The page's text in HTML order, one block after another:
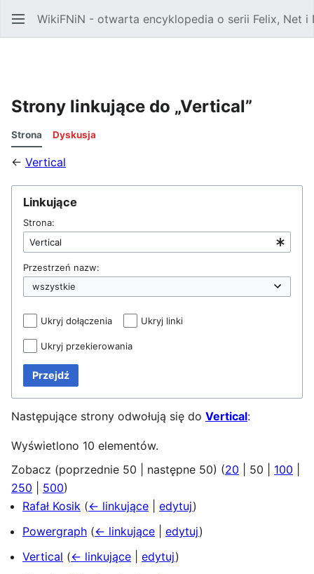
WikiFNiN - otwarta encyklopedia o serii Felix, Net i
Strony linkujące do „Vertical”
Strona Dyskusja
← Vertical
Linkujące
Strona:
Przestrzeń nazw:
Ukryj dołączenia Ukryj linki
Ukryj przekierowania
Przejdź
Następujące strony odwołują się do Vertical:
Wyświetlono 10 elementów.
Zobacz (poprzednie 50 następne 50) (20 50 100
250
500)
Rafał Kosik (← linkujące edytuj)
Powergraph (← linkujące edytuj)
Vertical (← linkujące edytuj)